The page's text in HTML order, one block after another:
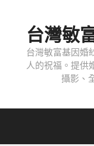
台灣敏
台灣敏富基因婚
人的祝福。提供
攝影、